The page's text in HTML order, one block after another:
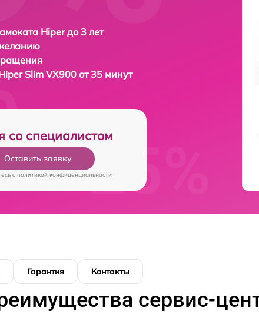
Hiper до 3 лет
Slim VX900 от 35 минут
со специалистом
Оставить заявку
c политикой конфиденциальности
Гарантия Контакты
сервис-